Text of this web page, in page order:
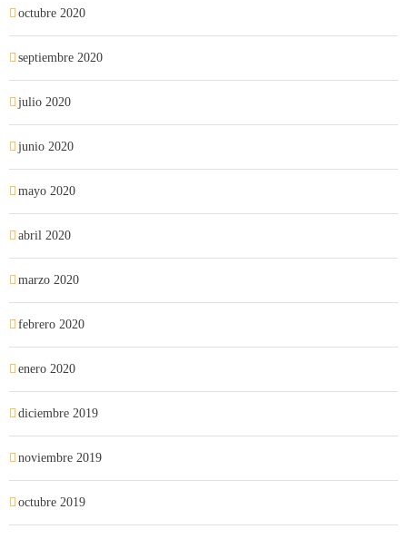
octubre 2020
septiembre 2020
julio 2020
junio 2020
mayo 2020
abril 2020
marzo 2020
febrero 2020
enero 2020
diciembre 2019
noviembre 2019
octubre 2019